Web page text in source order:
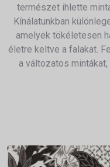
természet ihlette
Kínálatunkban
amelyek tökéletesen
életre keltve a falakat.
a változatos